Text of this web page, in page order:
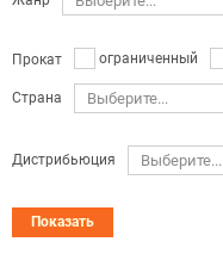
Прокат ограниченный
Страна Выберите...
Дистрибьюция Выберите...
Показать